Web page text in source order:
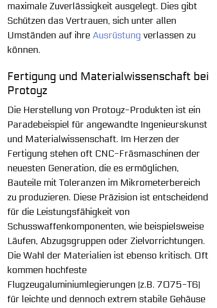
maximale Zuverlässigkeit ausgelegt. Dies gibt
Schützen das Vertrauen, sich unter allen
Umständen auf ihre Ausrüstung verlassen zu
können.
Fertigung und Materialwissenschaft bei
Protoyz
Die Herstellung von Protoyz-Produkten ist ein
Paradebeispiel für angewandte Ingenieurskunst
und Materialwissenschaft. Im Herzen der
Fertigung stehen oft CNC-Fräsmaschinen der
neuesten Generation, die es ermöglichen,
Bauteile mit Toleranzen im Mikrometerbereich
zu produzieren. Diese Präzision ist entscheidend
für die Leistungsfähigkeit von
Schusswaffenkomponenten, wie beispielsweise
Läufen, Abzugsgruppen oder Zielvorrichtungen.
Die Wahl der Materialien ist ebenso kritisch. Oft
kommen hochfeste
Flugzeugaluminiumlegierungen (z.B. 7075-T6)
für leichte und dennoch extrem stabile Gehäuse